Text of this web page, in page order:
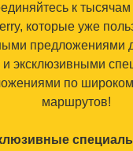
к тысячам
которые уже
предложениями
и эксклюзивными
по
маршрутов!